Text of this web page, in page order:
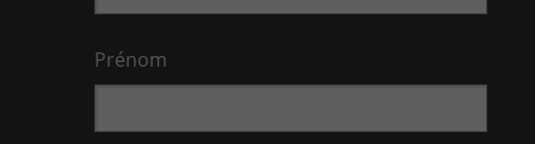
Prénom